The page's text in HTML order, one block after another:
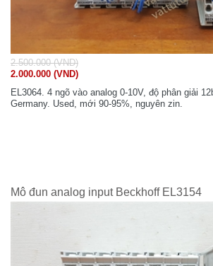
2.500.000 (VND)
2.000.000 (VND)
EL3064. 4 ngõ vào analog 0-10V, độ phân giải
Germany. Used, mới 90-95%, nguyên zin.
Mô đun analog input Beckhoff EL3154